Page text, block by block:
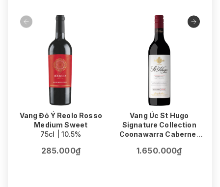
Vang Đỏ Ý Reolo Rosso
Medium Sweet
75cl | 10.5%
285.000₫
Vang Úc St Hugo
Signature Collection
Coonawarra Cabernet
75cl | 14.5%
1.650.000₫